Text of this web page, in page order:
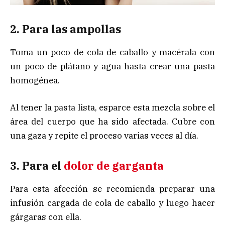
2. Para las ampollas
Toma un poco de cola de caballo y macérala con
un poco de plátano y agua hasta crear una pasta
homogénea.
Al tener la pasta lista, esparce esta mezcla sobre el
área del cuerpo que ha sido afectada. Cubre con
una gaza y repite el proceso varias veces al día.
3. Para el dolor de garganta
Para esta afección se recomienda preparar una
infusión cargada de cola de caballo y luego hacer
gárgaras con ella.